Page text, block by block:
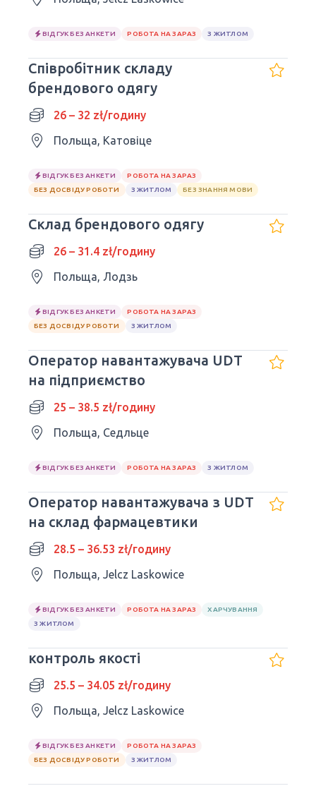
ВІДГУК БЕЗ АНКЕТИ РОБОТА НА ЗАРАЗ З ЖИТЛОМ
Співробітник складу
брендового одягу
26 – 32 zł/годину
Польща, Катовіце
ВІДГУК БЕЗ АНКЕТИ
РОБОТА НА ЗАРАЗ
БЕЗ ДОСВІДУ РОБОТИ
З ЖИТЛОМ БЕЗ ЗНАННЯ МОВИ
Склад брендового одягу
26 – 31.4 zł/годину
Польща, Лодзь
ВІДГУК БЕЗ АНКЕТИ
РОБОТА НА ЗАРАЗ
БЕЗ ДОСВІДУ РОБОТИ
З ЖИТЛОМ
Оператор навантажувача UDT
на підприємство
25 – 38.5 zł/годину
Польща, Седльце
ВІДГУК БЕЗ АНКЕТИ РОБОТА НА ЗАРАЗ З ЖИТЛОМ
Оператор навантажувача з UDT
на склад фармацевтики
28.5 – 36.53 zł/годину
Польща, Jelcz Laskowice
ВІДГУК БЕЗ АНКЕТИ РОБОТА НА ЗАРАЗ
ХАРЧУВАННЯ
З ЖИТЛОМ
контроль якості
25.5 – 34.05 zł/годину
Польща, Jelcz Laskowice
ВІДГУК БЕЗ АНКЕТИ
РОБОТА НА ЗАРАЗ
БЕЗ ДОСВІДУ РОБОТИ
З ЖИТЛОМ